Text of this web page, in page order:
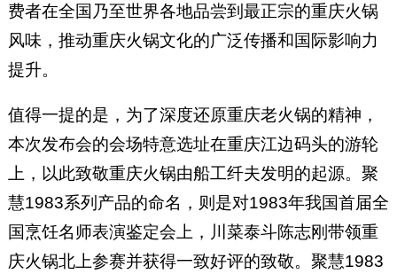
费者在全国乃至世界各地品尝到最正宗的重庆火锅
风味，推动重庆火锅文化的广泛传播和国际影响力
提升。
值得一提的是，为了深度还原重庆老火锅的精神，
本次发布会的会场特意选址在重庆江边码头的游轮
上，以此致敬重庆火锅由船工纤夫发明的起源。聚
慧1983系列产品的命名，则是对1983年我国首届全
国烹饪名师表演鉴定会上，川菜泰斗陈志刚带领重
庆火锅北上参赛并获得一致好评的致敬。聚慧1983